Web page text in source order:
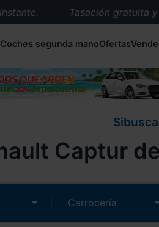
Tasación gratuita y
Más de 5.000
Buscamos el
Nos ocupamos de
Compramos tu
Coches segunda manoOfertas
Captur